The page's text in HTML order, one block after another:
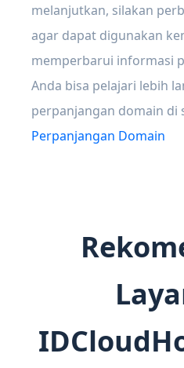
melanjutkan, silakan
agar dapat digunakan
memperbarui informasi
Anda bisa pelajari lebih
perpanjangan domain di
Perpanjangan Domain